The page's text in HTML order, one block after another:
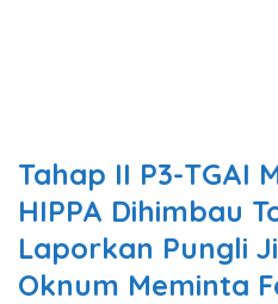
Tahap II P3-TGAI
HIPPA Dihimbau
Laporkan Pungli
Oknum Meminta